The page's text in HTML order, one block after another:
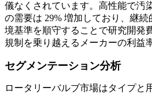
儀なくされています。高性能で汚
の需要は 29% 増加しており、継
境基準を順守することで研究開発
規制を乗り越えるメーカーの利益
セグメンテーション分析
ロータリーバルブ市場はタイプと